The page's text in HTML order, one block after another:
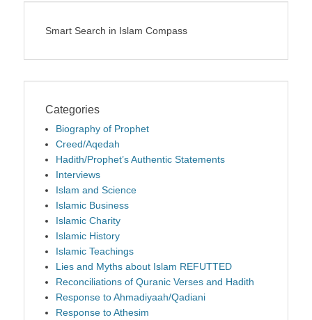
Smart Search in Islam Compass
Categories
Biography of Prophet
Creed/Aqedah
Hadith/Prophet’s Authentic Statements
Interviews
Islam and Science
Islamic Business
Islamic Charity
Islamic History
Islamic Teachings
Lies and Myths about Islam REFUTTED
Reconciliations of Quranic Verses and Hadith
Response to Ahmadiyaah/Qadiani
Response to Athesim